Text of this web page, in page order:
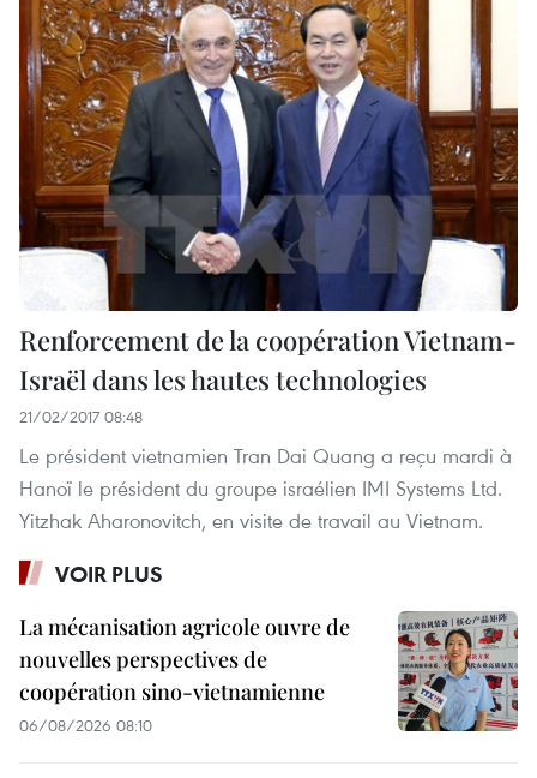
Renforcement de la coopération Vietnam-
Israël dans les hautes technologies
21/02/2017 08:48
Le président vietnamien Tran Dai Quang a reçu mardi à
Hanoï le président du groupe israélien IMI Systems Ltd.
Yitzhak Aharonovitch, en visite de travail au Vietnam.
VOIR PLUS
La mécanisation agricole ouvre de
nouvelles perspectives de
coopération sino-vietnamienne
06/08/2026 08:10